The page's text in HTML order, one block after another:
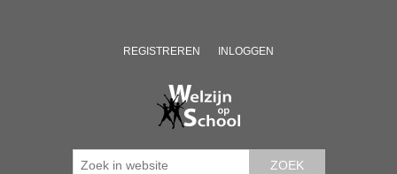
REGISTREREN INLOGGEN
ZOEK